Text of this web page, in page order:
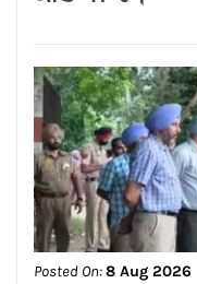
Posted On:8 Aug 2026
ਗੁਰਸਿਮਰਨ ਮੰਡ
ਭੜਕਾਉਣ ਦਾ
ਕੀਤਾ ਜਾਵੇ।